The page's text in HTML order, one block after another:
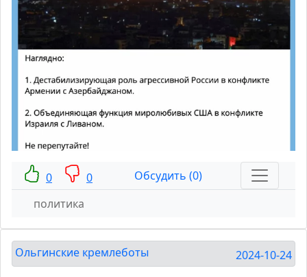
0 0
Обсудить (0)
политика
Ольгинские кремлеботы 2024-10-24